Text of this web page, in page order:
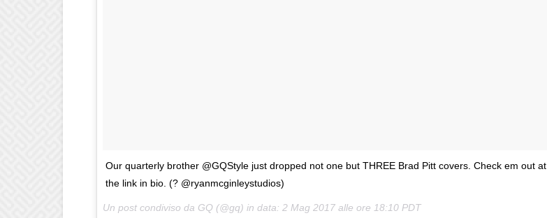
Our quarterly brother @GQStyle just dropped not one but THREE Brad Pitt covers. Check em out at
the link in bio. (? @ryanmcginleystudios)
Un post condiviso da GQ (@gq) in data: 2 Mag 2017 alle ore 18:10 PDT